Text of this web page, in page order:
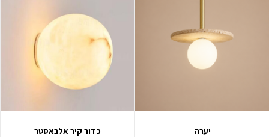
יערה כדור קיר אלבאסטר